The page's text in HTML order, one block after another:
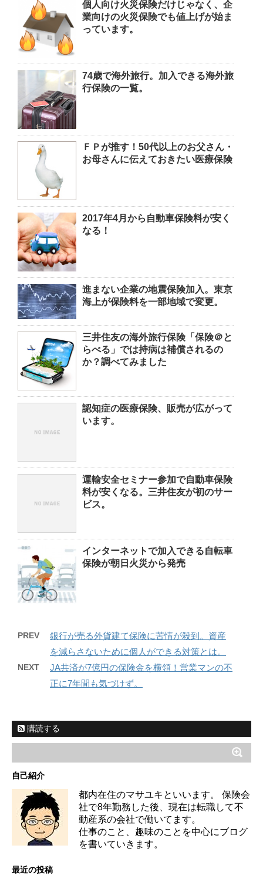
個人向け火災保険だけじゃなく、企
業向けの火災保険でも値上げが始ま
っています。
74歳で海外旅行。加入できる海外旅
行保険の一覧。
ＦＰが推す！50代以上のお父さん・
お母さんに伝えておきたい医療保険
2017年4月から自動車保険料が安く
なる！
進まない企業の地震保険加入。東京
海上が保険料を一部地域で変更。
三井住友の海外旅行保険「保険＠と
らべる」では持病は補償されるの
か？調べてみました
認知症の医療保険、販売が広がって
います。
運輸安全セミナー参加で自動車保険
料が安くなる。三井住友が初のサー
ビス。
インターネットで加入できる自転車
保険が朝日火災から発売
PREV
銀行が売る外貨建て保険に苦情が殺到。資産
を減らさないために個人ができる対策とは。
NEXT
JA共済が7億円の保険金を横領！営業マンの不
正に7年間も気づけず。
購読する
自己紹介
都内在住のマサユキといいます。 保険会
社で8年勤務した後、現在は転職して不
動産系の会社で働いてます。
仕事のこと、趣味のことを中心にブログ
を書いていきます。
最近の投稿